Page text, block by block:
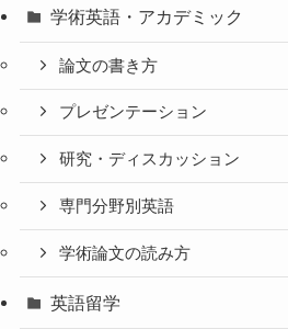
学術英語・アカデミック
論文の書き方
プレゼンテーション
研究・ディスカッション
専門分野別英語
学術論文の読み方
英語留学